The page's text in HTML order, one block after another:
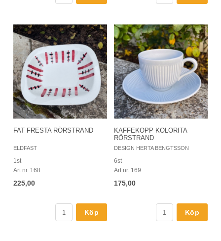
FAT FRESTA RÖRSTRAND
ELDFAST
1st
Art nr. 168
225,00
Köp
KAFFEKOPP KOLORITA
RÖRSTRAND
DESIGN HERTA BENGTSSON
6st
Art nr. 169
175,00
Köp